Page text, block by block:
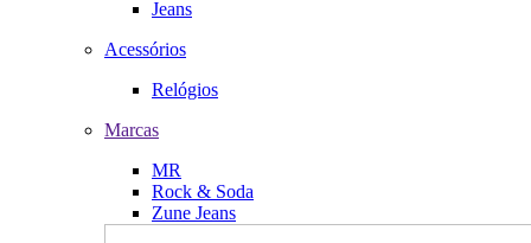
Jeans
Acessórios
Relógios
Marcas
MR
Rock & Soda
Zune Jeans